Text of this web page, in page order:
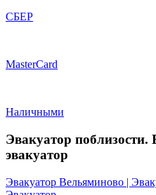
СБЕР
MasterCard
Наличными
Эвакуатор
эвакуатор
Эвакуатор Вельяминово |